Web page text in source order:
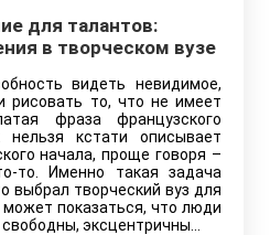
для талантов:
в творческом вузе
видеть невидимое,
рисовать то, что не имеет
фраза французского
кстати описывает
начала, проще говоря –
то. Именно такая задача
выбрал творческий вуз для
может показаться, что люди
эксцентричны...